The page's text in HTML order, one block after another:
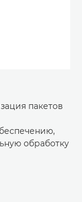
пакетов
обработку